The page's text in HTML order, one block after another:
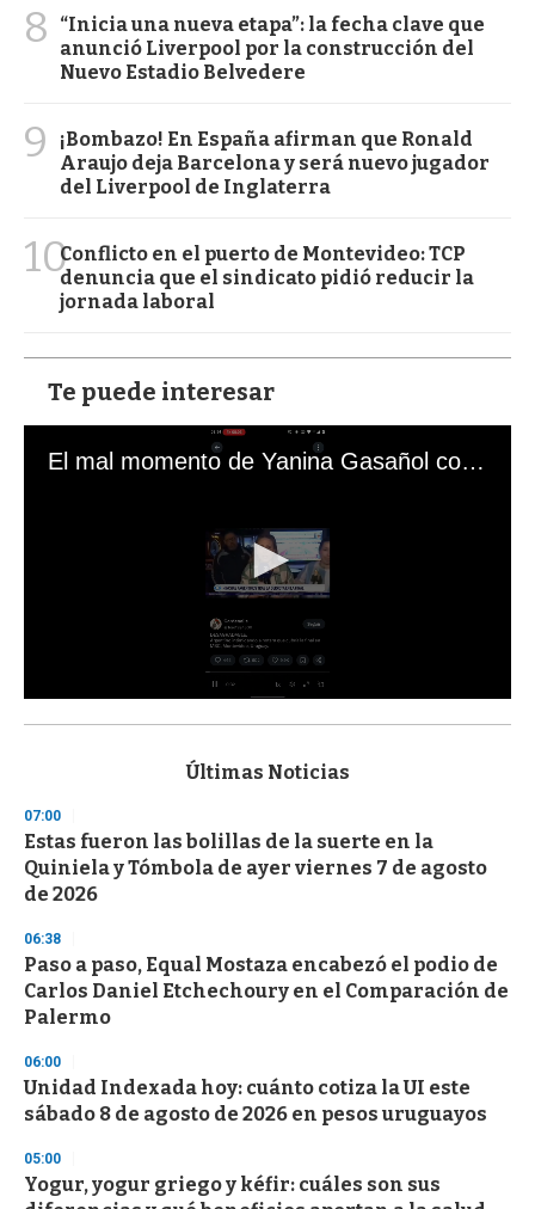
8
“Inicia una nueva etapa”: la fecha clave que
anunció Liverpool por la construcción del
Nuevo Estadio Belvedere
9
¡Bombazo! En España afirman que Ronald
Araujo deja Barcelona y será nuevo jugador
del Liverpool de Inglaterra
10Conflicto en el puerto de Montevideo: TCP
denuncia que el sindicato pidió reducir la
jornada laboral
Te puede interesar
El mal momento de Yanina Gasañol con un hincha argentino en "Subrayado"
s
d
s
o
f
3
s
e
c
o
n
s
Últimas Noticias
07:00
Estas fueron las bolillas de la suerte en la
Quiniela y Tómbola de ayer viernes 7 de agosto
de 2026
06:38
Paso a paso, Equal Mostaza encabezó el podio de
Carlos Daniel Etchechoury en el Comparación de
Palermo
06:00
Unidad Indexada hoy: cuánto cotiza la UI este
sábado 8 de agosto de 2026 en pesos uruguayos
05:00
Yogur, yogur griego y kéfir: cuáles son sus